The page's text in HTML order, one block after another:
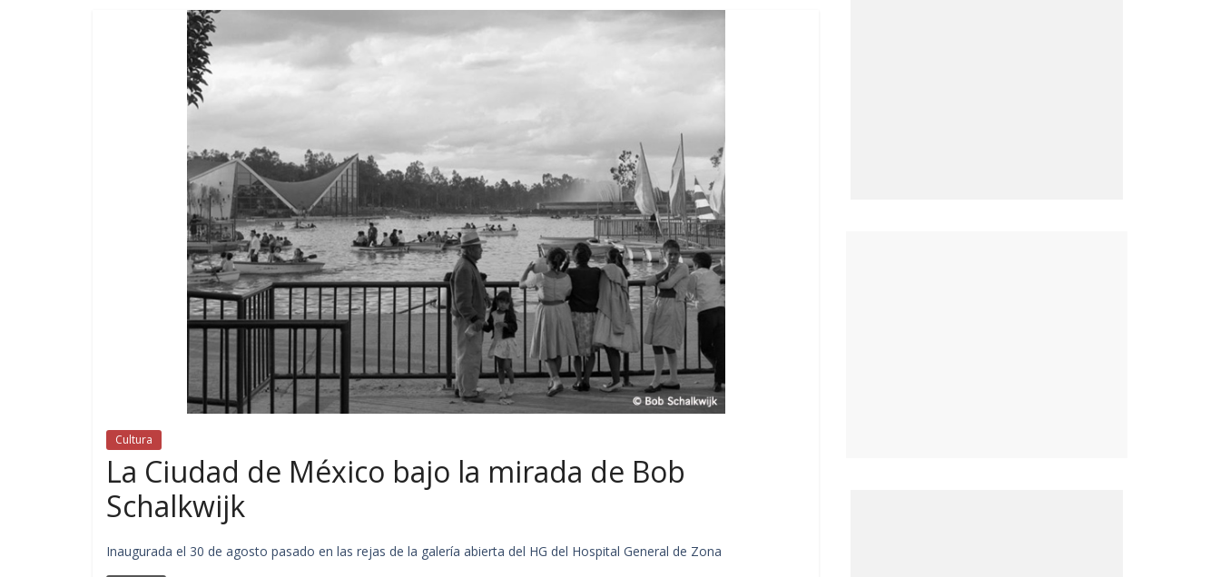
Cultura
La Ciudad de México bajo la mirada de Bob
Schalkwijk
Inaugurada el 30 de agosto pasado en las rejas de la galería abierta del HG del Hospital General de Zona